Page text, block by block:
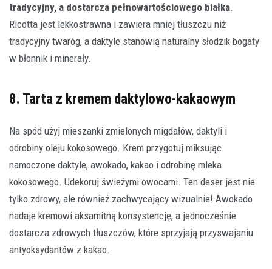
tradycyjny, a dostarcza pełnowartościowego białka.
Ricotta jest lekkostrawna i zawiera mniej tłuszczu niż
tradycyjny twaróg, a daktyle stanowią naturalny słodzik bogaty
w błonnik i minerały.
8. Tarta z kremem daktylowo-kakaowym
Na spód użyj mieszanki zmielonych migdałów, daktyli i
odrobiny oleju kokosowego. Krem przygotuj miksując
namoczone daktyle, awokado, kakao i odrobinę mleka
kokosowego. Udekoruj świeżymi owocami. Ten deser jest nie
tylko zdrowy, ale również zachwycający wizualnie! Awokado
nadaje kremowi aksamitną konsystencję, a jednocześnie
dostarcza zdrowych tłuszczów, które sprzyjają przyswajaniu
antyoksydantów z kakao.